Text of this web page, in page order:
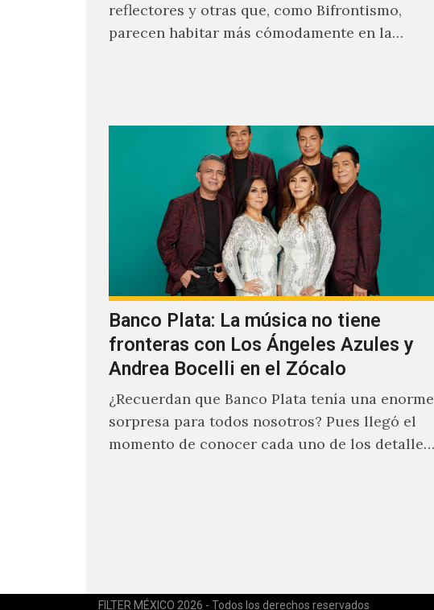
reflectores y otras que, como Bifrontismo,
parecen habitar más cómodamente en la
Banco Plata: La música no tiene
fronteras con Los Ángeles Azules y
Andrea Bocelli en el Zócalo
¿Recuerdan que Banco Plata tenía una enorme
sorpresa para todos nosotros? Pues llegó el
momento de conocer cada uno de los detalles
FILTER MÉXICO 2026 - Todos los derechos reservados